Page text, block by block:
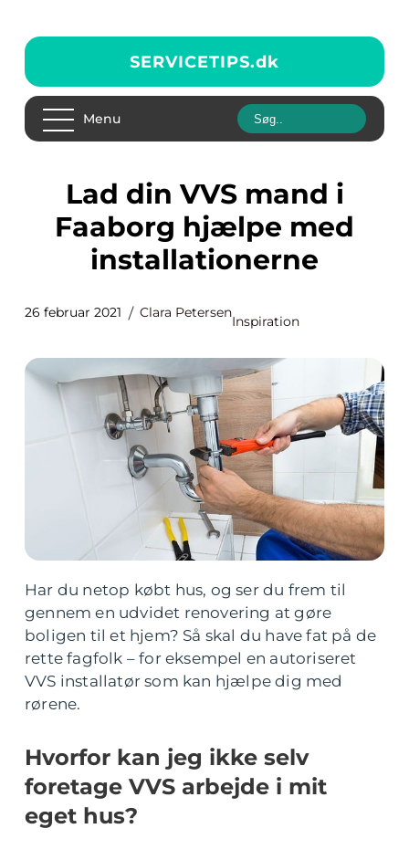
SERVICETIPS.dk
Menu
Lad din VVS mand i
Faaborg hjælpe med
installationerne
26 februar 2021 Clara Petersen
Inspiration
Har du netop købt hus, og ser du frem til
gennem en udvidet renovering at gøre
boligen til et hjem? Så skal du have fat på de
rette fagfolk – for eksempel en autoriseret
VVS installatør som kan hjælpe dig med
rørene.
Hvorfor kan jeg ikke selv
foretage VVS arbejde i mit
eget hus?